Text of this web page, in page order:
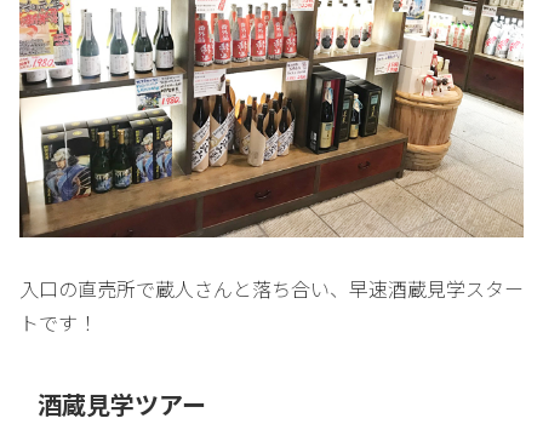
入口の直売所で蔵人さんと落ち合い、早速酒蔵見学スター
トです！
酒蔵見学ツアー